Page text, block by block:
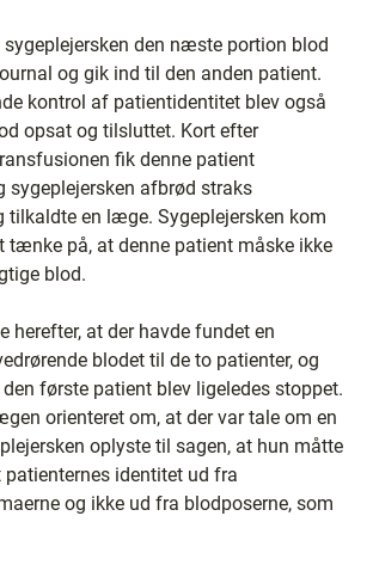
sygeplejersken den næste portion blod
og gik ind til den anden patient.
kontrol af patientidentitet blev også
opsat og tilsluttet. Kort efter
fik denne patient
sygeplejersken afbrød straks
tilkaldte en læge. Sygeplejersken kom
tænke på, at denne patient måske ikke
blod.
herefter, at der havde fundet en
blodet til de to patienter, og
første patient blev ligeledes stoppet.
orienteret om, at der var tale om en
oplyste til sagen, at hun måtte
patienternes identitet ud fra
og ikke ud fra blodposerne, som